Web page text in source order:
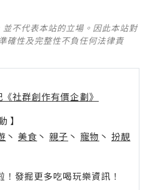
不代表本站的立場。因此本站對
確性及完整性不負任何法律責
社群創作有價企劃》
】
丶 美食 丶 親子 丶 寵物 丶 扮靚
發掘更多吃喝玩樂資訊！